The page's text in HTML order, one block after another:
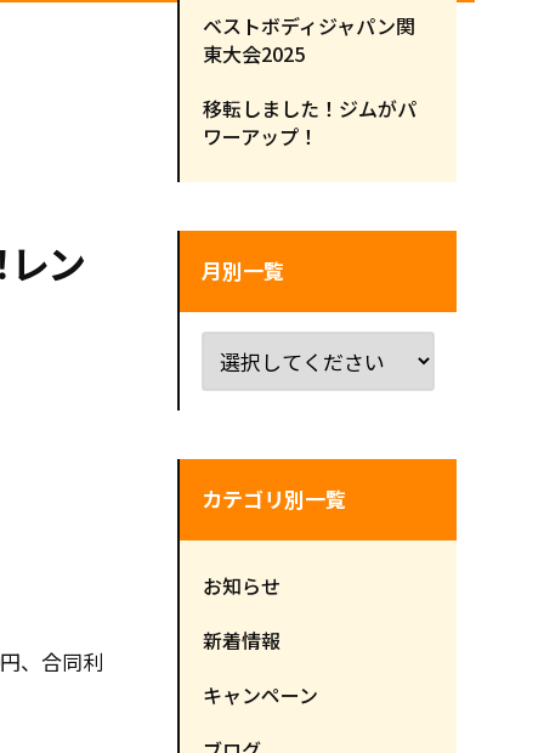
レン
、合同利
ベストボディジャパン関
東大会2025
移転しました！ジムがパ
ワーアップ！
月別一覧
カテゴリ別一覧
お知らせ
新着情報
キャンペーン